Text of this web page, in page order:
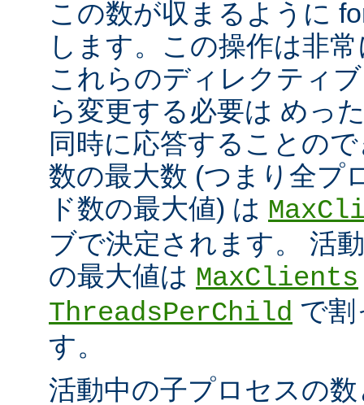
この数が収まるように
します。この操作は非
これらのディレクティ
ら変更する必要は めっ
同時に応答することの
数の最大数 (つまり全プ
ド数の最大値) は
ブで決定されます。 活
の最大値は MaxClients
ThreadsPerChild で割
す。
活動中の子プロセスの